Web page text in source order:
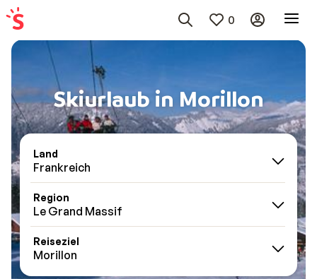
0
Skiurlaub in Morillon
Land
Frankreich
Region
Le Grand Massif
Reiseziel
Morillon